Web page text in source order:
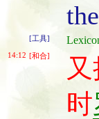
[工具]
14:12 [和合]
时